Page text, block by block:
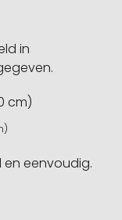
in
en eenvoudig.